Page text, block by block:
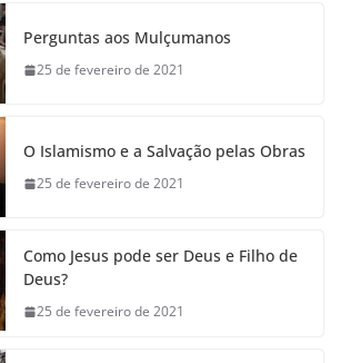
Perguntas aos Mulçumanos
25 de fevereiro de 2021
O Islamismo e a Salvação pelas Obras
25 de fevereiro de 2021
Como Jesus pode ser Deus e Filho de
Deus?
25 de fevereiro de 2021